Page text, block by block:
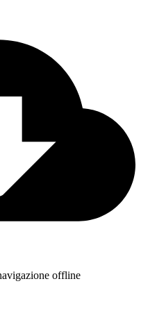
offline